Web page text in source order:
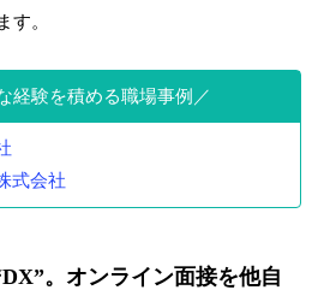
す。
経験を積める職場事例
式会社
。オンライン面接を他自